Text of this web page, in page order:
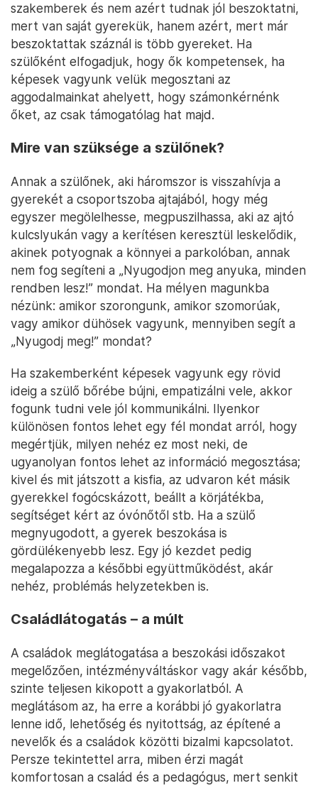
szakemberek és nem azért tudnak jól beszoktatni,
mert van saját gyerekük, hanem azért, mert már
beszoktattak száznál is több gyereket. Ha
szülőként elfogadjuk, hogy ők kompetensek, ha
képesek vagyunk velük megosztani az
aggodalmainkat ahelyett, hogy számonkérnénk
őket, az csak támogatólag hat majd.
Mire van szüksége a szülőnek?
Annak a szülőnek, aki háromszor is visszahívja a
gyerekét a csoportszoba ajtajából, hogy még
egyszer megölelhesse, megpuszilhassa, aki az ajtó
kulcslyukán vagy a kerítésen keresztül leskelődik,
akinek potyognak a könnyei a parkolóban, annak
nem fog segíteni a „Nyugodjon meg anyuka, minden
rendben lesz!” mondat. Ha mélyen magunkba
nézünk: amikor szorongunk, amikor szomorúak,
vagy amikor dühösek vagyunk, mennyiben segít a
„Nyugodj meg!” mondat?
Ha szakemberként képesek vagyunk egy rövid
ideig a szülő bőrébe bújni, empatizálni vele, akkor
fogunk tudni vele jól kommunikálni. Ilyenkor
különösen fontos lehet egy fél mondat arról, hogy
megértjük, milyen nehéz ez most neki, de
ugyanolyan fontos lehet az információ megosztása;
kivel és mit játszott a kisfia, az udvaron két másik
gyerekkel fogócskázott, beállt a körjátékba,
segítséget kért az óvónőtől stb. Ha a szülő
megnyugodott, a gyerek beszokása is
gördülékenyebb lesz. Egy jó kezdet pedig
megalapozza a későbbi együttműködést, akár
nehéz, problémás helyzetekben is.
Családlátogatás – a múlt
A családok meglátogatása a beszokási időszakot
megelőzően, intézményváltáskor vagy akár később,
szinte teljesen kikopott a gyakorlatból. A
meglátásom az, ha erre a korábbi jó gyakorlatra
lenne idő, lehetőség és nyitottság, az építené a
nevelők és a családok közötti bizalmi kapcsolatot.
Persze tekintettel arra, miben érzi magát
komfortosan a család és a pedagógus, mert senkit